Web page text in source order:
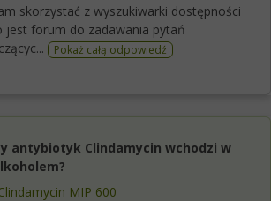
skorzystać z wyszukiwarki dostępności
jest forum do zadawania pytań
Pokaż całą odpowiedź
antybiotyk Clindamycin wchodzi w
MIP 600